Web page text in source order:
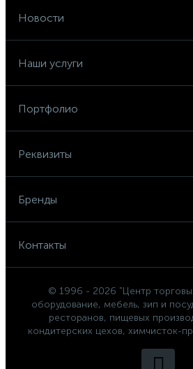
Новости
Наши услуги
Портфолио
Реквизиты
Бренды
Контакты
© 1996 - 2026 "Центр
оборудование, мебель, зип и
ресторанов, пищевых
кондитерских цехов, химчисток-